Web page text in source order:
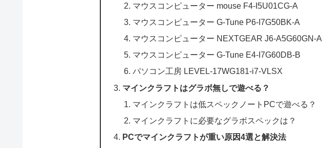
マウスコンピューター mouse F4-I5U01CG-A
マウスコンピューター G-Tune P6-I7G50BK-A
マウスコンピューター NEXTGEAR J6-A5G60GN-A
マウスコンピューター G-Tune E4-I7G60DB-B
パソコン工房 LEVEL-17WG181-i7-VLSX
マインクラフトはグラボ無しで遊べる？
マインクラフトは低スペックノートPCで遊べる？
マインクラフトに必要なグラボスペックは？
PCでマインクラフトが重い原因4選と解決法